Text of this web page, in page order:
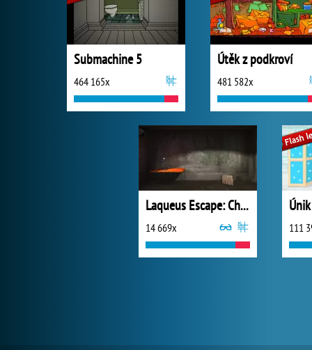
Submachine 5
464 165x
Útěk z podkroví
481 582x
Laqueus Escape: Chapter 1
14 669x 111